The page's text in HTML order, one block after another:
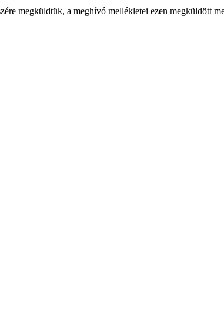
megküldtük, a meghívó mellékletei ezen megküldött